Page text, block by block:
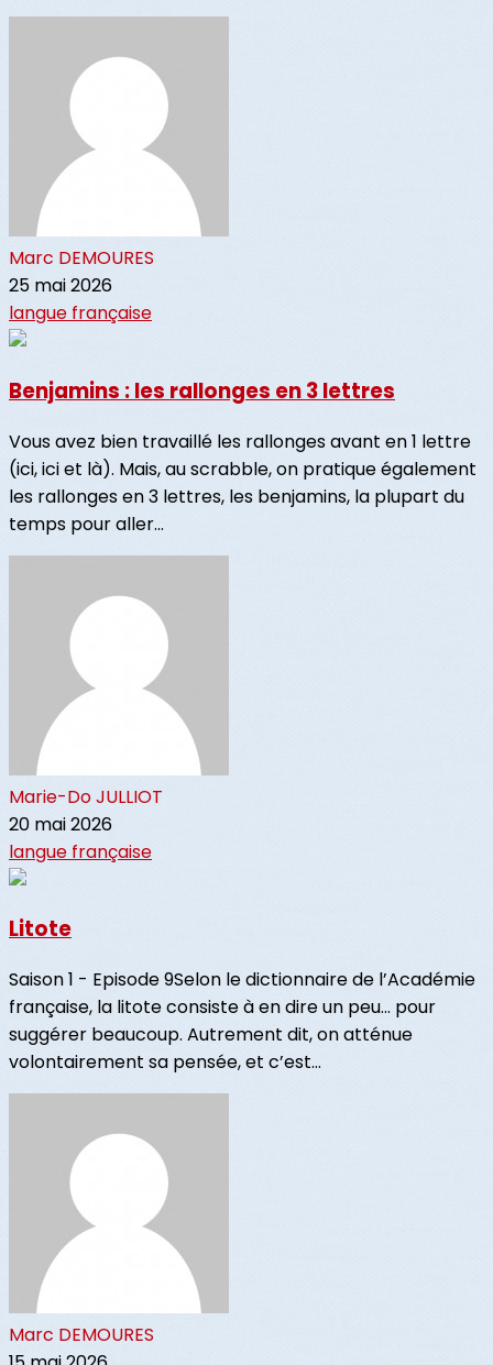
Marc DEMOURES
25 mai 2026
langue française
Benjamins : les rallonges en 3 lettres
Vous avez bien travaillé les rallonges avant en 1 lettre
(ici, ici et là). Mais, au scrabble, on pratique également
les rallonges en 3 lettres, les benjamins, la plupart du
temps pour aller...
Marie-Do JULLIOT
20 mai 2026
langue française
Litote
Saison 1 - Episode 9Selon le dictionnaire de l’Académie
française, la litote consiste à en dire un peu… pour
suggérer beaucoup. Autrement dit, on atténue
volontairement sa pensée, et c’est...
Marc DEMOURES